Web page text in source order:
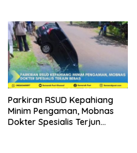
Parkiran RSUD Kepahiang
Minim Pengaman, Mobnas
Dokter Spesialis Terjun